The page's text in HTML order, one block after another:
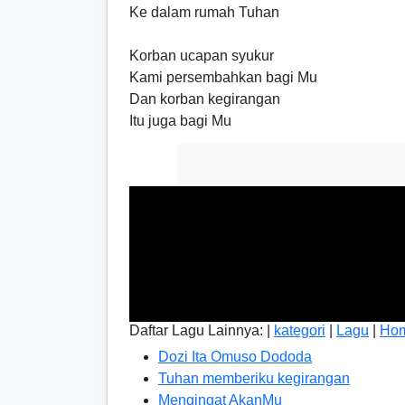
Ke dalam rumah Tuhan
Korban ucapan syukur
Kami persembahkan bagi Mu
Dan korban kegirangan
Itu juga bagi Mu
Daftar Lagu Lainnya: | kategori Lagu
Dozi Ita Omuso Dododa
Tuhan memberiku kegirangan
Mengingat AkanMu